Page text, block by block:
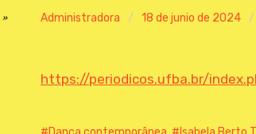
Administradora 18 de junio de 2024
https://periodicos.ufba.br/